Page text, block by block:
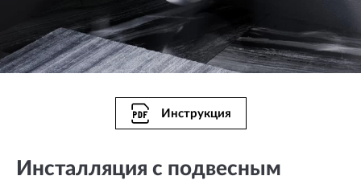
Инструкция
Инсталляция с подвесным